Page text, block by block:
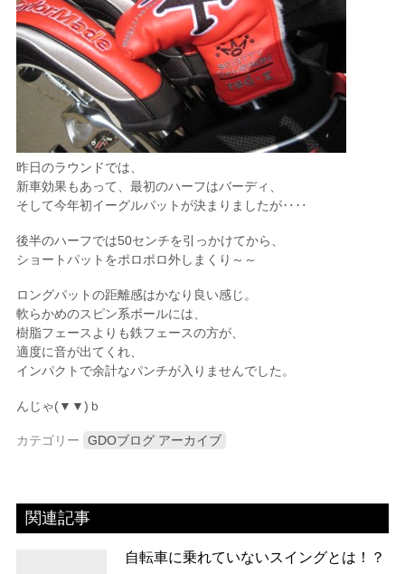
昨日のラウンドでは、
新車効果もあって、最初のハーフはバーディ、
そして今年初イーグルパットが決まりましたが‥‥
後半のハーフでは50センチを引っかけてから、
ショートパットをポロポロ外しまくり～～
ロングパットの距離感はかなり良い感じ。
軟らかめのスピン系ボールには、
樹脂フェースよりも鉄フェースの方が、
適度に音が出てくれ、
インパクトで余計なパンチが入りませんでした。
んじゃ(▼▼)ｂ
カテゴリー GDOブログ アーカイブ
関連記事
自転車に乗れていないスイングとは！？